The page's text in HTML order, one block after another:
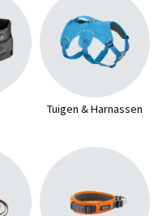
Tuigen & Harnassen